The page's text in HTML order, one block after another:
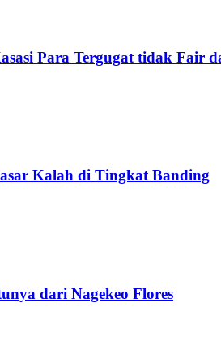
Para Tergugat tidak Fair
Kalah di Tingkat Banding
dari Nagekeo Flores